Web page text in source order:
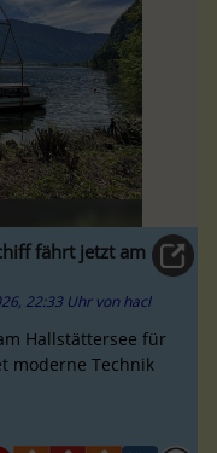
fährt jetzt am
22:33 Uhr vonhacl
Hallstättersee für
moderne Technik